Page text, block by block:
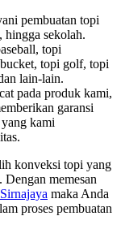
pembuatan topi
sekolah.
topi
topi golf, topi
lain-lain.
pada produk kami,
garansi
kami
konveksi topi yang
memesan
maka Anda
proses pembuatan